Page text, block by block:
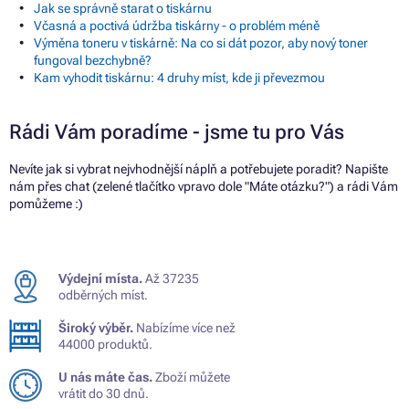
Jak se správně starat o tiskárnu
Včasná a poctivá údržba tiskárny - o problém méně
Výměna toneru v tiskárně: Na co si dát pozor, aby nový toner
fungoval bezchybně?
Kam vyhodit tiskárnu: 4 druhy míst, kde ji převezmou
Rádi Vám poradíme - jsme tu pro Vás
Nevíte jak si vybrat nejvhodnější náplň a potřebujete poradit? Napište
nám přes chat (zelené tlačítko vpravo dole "Máte otázku?") a rádi Vám
pomůžeme :)
Výdejní místa.Až 37235
odběrných míst.
Široký výběr. Nabízíme více než
44000 produktů.
U nás máte čas.Zboží můžete
vrátit do 30 dnů.